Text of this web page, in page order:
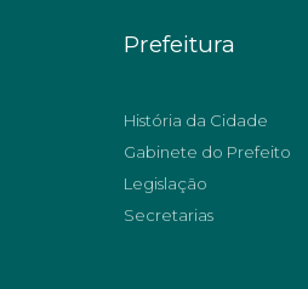
Prefeitura
História da Cidade
Gabinete do Prefeito
Legislação
Secretarias